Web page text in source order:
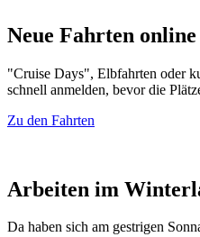
Neue Fahrten online
"Cruise Days", Elbfahrten oder
schnell anmelden, bevor die
Zu den Fahrten
Arbeiten im
Da haben sich am gestrigen